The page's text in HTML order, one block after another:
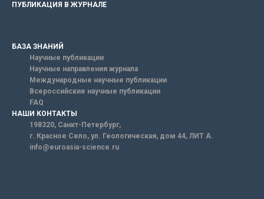
ПУБЛИКАЦИЯ В ЖУРНАЛЕ
БАЗА ЗНАНИЙ
Научные публикации
Научные направления журнала
Международные научные публикации
Всероссийские научные публикации
FAQ
НАШИ КОНТАКТЫ
198320, Санкт-Петербург,
г. Красное Село, ул. Геологическая, дом 44, ЛИТ А.
info@euroasia-science.ru